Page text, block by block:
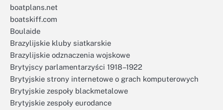
boatplans.net
boatskiff.com
Boulaide
Brazylijskie kluby siatkarskie
Brazylijskie odznaczenia wojskowe
Brytyjscy parlamentarzyści 1918–1922
Brytyjskie strony internetowe o grach komputerowych
Brytyjskie zespoły blackmetalowe
Brytyjskie zespoły eurodance